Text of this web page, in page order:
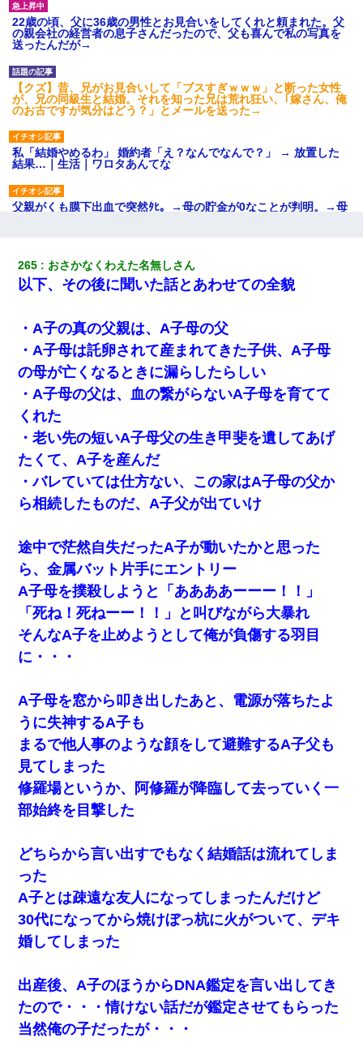
22歳の頃、父に36歳の男性とお見合いをしてくれと頼まれた。父
の親会社の経営者の息子さんだったので、父も喜んで私の写真を
送ったんだが→
【クズ】昔、兄がお見合いして「ブスすぎｗｗｗ」と断った女性
が、兄の同級生と結婚。それを知った兄は荒れ狂い、｢嫁さん、俺
のお古ですが気分はどう？」とメールを送った→
私「結婚やめるわ」 婚約者「え？なんでなんで？」 → 放置した
結果…｜生活｜ワロタあんてな
父親がくも膜下出血で突然ﾀﾋ。→母の貯金が0なことが判明。→母
出張中の旦那から『フリンしやがって、このクズ』と電話が。私
「本当に家まで来たの？証拠は？」旦那「俺の言葉が信じられな
いのか！」→ 離婚後
「お前の父ちゃんは自宅警備員」とかからかわれたけど、実はと
んでもない仕事に就いていた
私は家が貧しくて、手に職をつけようと看護師になった。だけど
卒業を控えた年の1月末、車にひかれて看護師になれなくなった。
嫁が弁護士を連れてきて「悪いと思うなら慰謝料を払って離婚し
ろ」→ 俺「完全に恐喝になってますね」「お前、これが詐欺だっ
て知ってる？」
彼女(37)の情欲がえげつない件ｗｗｗｗｗｗｗ
【戦争】不妊の俺嫁に弟嫁が2日間4歳児を託児 俺嫁はそこまで気
にしてなかったが、あまりにも子供が俺嫁に懐くので最後らへん
顔引きつってた → そして弟嫁が迎えに来た翌日…
クラスで一人無口で誰とも話さない男子がいた。→修学旅行に来
なかったその男子に女子達がお土産を渡した。5分後…
い？」
【修羅場】彼女親「カスな家柄のヤツなんかと家族になるのはご
めんだ」俺「じゃあ別れます…」→ 彼女「なんで言い返してくれ
なかったの？（泣」
アパートのドアに『ハンザイ者！この人はさいあくの人です』と
張り紙が！大家「面倒はごめんだよ」私「はあ」→警察に行き、
200万を貸したコウトから、追加で400万の申し込み、私「無理。
義弟より娘たちが大事」旦那「娘たちが成人したら別れよう」私
（は？）
【唖然】帰宅したら旦那のスポーツカーが消えていた。警察『目
立つし、すぐ見つかるかもしれません』→ 数時間後・・警察『××
隣の部屋の住民の母親、オートロックを突破してマンションに入
り込んできたみたいで、ずっとドアの前で喚いてて滅茶苦茶うる
さかった。
265 おさかなくわえた名無しさん
以下、その後に聞いた話とあわせての全貌
・A子の真の父親は、A子母の父
・A子母は託卵されて産まれてきた子供、A子母
の母が亡くなるときに漏らしたらしい
・A子母の父は、血の繋がらないA子母を育てて
くれた
・老い先の短いA子母父の生き甲斐を遺してあげ
たくて、A子を産んだ
・バレていては仕方ない、この家はA子母の父か
ら相続したものだ、A子父が出ていけ
途中で茫然自失だったA子が動いたかと思った
ら、金属バット片手にエントリー
A子母を撲殺しようと「ああああーーー！！」
「死ね！死ねーー！！」と叫びながら大暴れ
そんなA子を止めようとして俺が負傷する羽目
に・・・
A子母を窓から叩き出したあと、電源が落ちたよ
うに失神するA子も
まるで他人事のような顔をして避難するA子父も
見てしまった
修羅場というか、阿修羅が降臨して去っていく一
部始終を目撃した
どちらから言い出すでもなく結婚話は流れてしま
った
A子とは疎遠な友人になってしまったんだけど
30代になってから焼けぼっ杭に火がついて、デキ
婚してしまった
出産後、A子のほうからDNA鑑定を言い出してき
たので・・・情けない話だが鑑定させてもらった
当然俺の子だったが・・・